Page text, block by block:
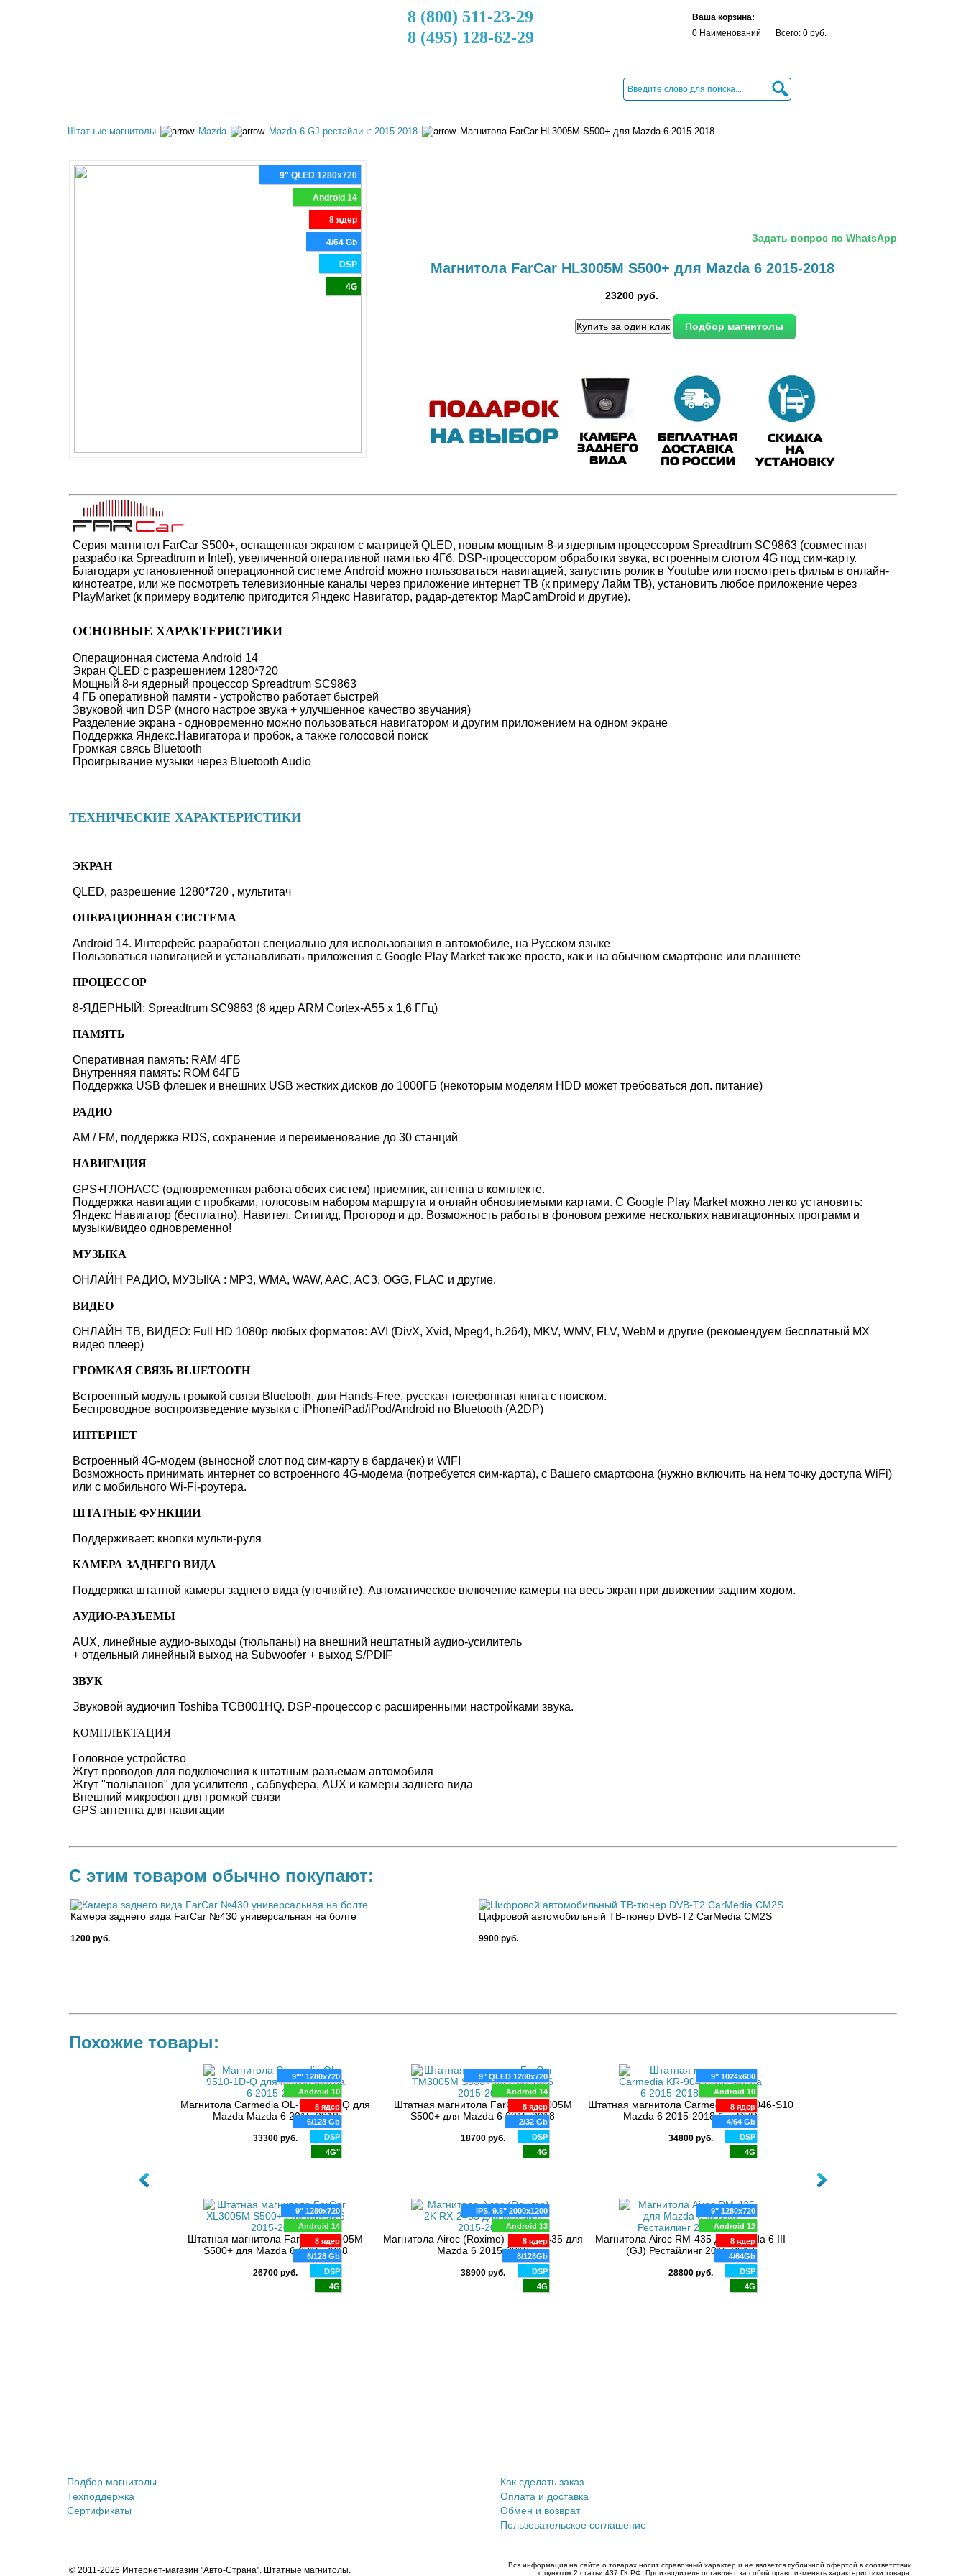
8 (800) 511-23-29
8 (495) 128-62-29
Ваша корзина:
0 Наименований
Всего: 0 руб.
Штатные магнитолы Mazda Mazda 6 GJ рестайлинг 2015-2018 Магнитола FarCar HL3005M S500+ для Mazda 6 2015-2018
9" QLED 1280x720
Android 14
8 ядер
4/64 Gb
DSP
4G
Задать вопрос по WhatsApp
Магнитола FarCar HL3005M S500+ для Mazda 6 2015-2018
23200 руб.
Cерия магнитол FarCar S500+, оснащенная экраном c матрицей QLED, новым мощным 8-и ядерным процессором Spreadtrum SC9863 (совместная
разработка Spreadtrum и Intel), увеличенной оперативной памятью 4Гб, DSP-процессором обработки звука, встроенным слотом 4G под сим-карту.
Благодаря установленной операционной системе Android можно пользоваться навигацией, запустить ролик в Youtube или посмотреть фильм в онлайн-
кинотеатре, или же посмотреть телевизионные каналы через приложение интернет ТВ (к примеру Лайм ТВ), установить любое приложение через
PlayMarket (к примеру водителю пригодится Яндекс Навигатор, радар-детектор MapCamDroid и другие).
ОСНОВНЫЕ ХАРАКТЕРИСТИКИ
Операционная система Android 14
Экран QLED с разрешением 1280*720
Мощный 8-и ядерный процессор Spreadtrum SC9863
4 ГБ оперативной памяти - устройство работает быстрей
Звуковой чип DSP (много настрое звука + улучшенное качество звучания)
Разделение экрана - одновременно можно пользоваться навигатором и другим приложением на одном экране
Поддержка Яндекс.Навигатора и пробок, а также голосовой поиск
Громкая свясь Bluetooth
Проигрывание музыки через Bluetooth Audio
ТЕХНИЧЕСКИЕ ХАРАКТЕРИСТИКИ
ЭКРАН
QLED, разрешение 1280*720 , мультитач
ОПЕРАЦИОННАЯ СИСТЕМА
Android 14. Интерфейс разработан специально для использования в автомобиле, на Русском языке
Пользоваться навигацией и устанавливать приложения с Google Play Market так же просто, как и на обычном смартфоне или планшете
ПРОЦЕССОР
8-ЯДЕРНЫЙ: Spreadtrum SC9863 (8 ядер ARM Cortex-A55 x 1,6 ГГц)
ПАМЯТЬ
Оперативная память: RAM 4ГБ
Внутренняя память: ROM 64ГБ
Поддержка USB флешек и внешних USB жестких дисков до 1000ГБ (некоторым моделям HDD может требоваться доп. питание)
РАДИО
AM / FM, поддержка RDS, сохранение и переименование до 30 станций
НАВИГАЦИЯ
GPS+ГЛОНАСС (одновременная работа обеих систем) приемник, антенна в комплекте.
Поддержка навигации с пробками, голосовым набором маршрута и онлайн обновляемыми картами. С Google Play Market можно легко установить:
Яндекс Навигатор (бесплатно), Навител, Ситигид, Прогород и др. Возможность работы в фоновом режиме нескольких навигационных программ и
музыки/видео одновременно!
МУЗЫКА
ОНЛАЙН РАДИО, МУЗЫКА : MP3, WMA, WAW, AAC, AC3, OGG, FLAC и другие.
ВИДЕО
ОНЛАЙН ТВ, ВИДЕО: Full HD 1080p любых форматов: AVI (DivX, Xvid, Mpeg4, h.264), MKV, WMV, FLV, WebM и другие (рекомендуем бесплатный MX
видео плеер)
ГРОМКАЯ СВЯЗЬ BLUETOOTH
Встроенный модуль громкой связи Bluetooth, для Hands-Free, русская телефонная книга с поиском.
Беспроводное воспроизведение музыки с iPhone/iPad/iPod/Android по Bluetooth (A2DP)
ИНТЕРНЕТ
Встроенный 4G-модем (выносной слот под сим-карту в бардачек) и WIFI
Возможность принимать интернет со встроенного 4G-модема (потребуется сим-карта), с Вашего смартфона (нужно включить на нем точку доступа WiFi)
или с мобильного Wi-Fi-роутера.
ШТАТНЫЕ ФУНКЦИИ
Поддерживает: кнопки мульти-руля
КАМЕРА ЗАДНЕГО ВИДА
Поддержка штатной камеры заднего вида (уточняйте). Автоматическое включение камеры на весь экран при движении задним ходом.
АУДИО-РАЗЪЕМЫ
AUX, линейные аудио-выходы (тюльпаны) на внешний нештатный аудио-усилитель
+ отдельный линейный выход на Subwoofer + выход S/PDIF
ЗВУК
Звуковой аудиочип Toshiba TCB001HQ. DSP-процессор с расширенными настройками звука.
КОМПЛЕКТАЦИЯ
Головное устройство
Жгут проводов для подключения к штатным разъемам автомобиля
Жгут "тюльпанов" для усилителя , сабвуфера, AUX и камеры заднего вида
Внешний микрофон для громкой связи
GPS антенна для навигации
С этим товаром обычно покупают:
Камера заднего вида FarCar №430 универсальная на болте
1200 руб.
Цифровой автомобильный ТВ-тюнер DVB-T2 CarMedia CM2S
9900 руб.
Похожие товары:
9"" 1280x720
Android 10
8 ядер
6/128 Gb
DSP
4G"
Магнитола Carmedia OL-9510-1D-Q для
Mazda Mazda 6 2015-2018
33300 руб.
9" QLED 1280x720
Android 14
8 ядер
2/32 Gb
DSP
4G
Штатная магнитола FarCar TM3005M
S500+ для Mazda 6 2015-2018
18700 руб.
9" 1024x600
Android 10
8 ядер
4/64 Gb
DSP
4G
Штатная магнитола Carmedia KR-9046-S10
Mazda 6 2015-2018 без DVD
34800 руб.
9" 1280x720
Android 14
8 ядер
6/128 Gb
DSP
4G
Штатная магнитола FarCar XL3005M
S500+ для Mazda 6 2015-2018
26700 руб.
IPS, 9.5" 2000x1200
Android 13
8 ядер
8/128Gb
DSP
4G
Магнитола Airoc (Roximo) 2K RX-2435 для
Mazda 6 2015-2018
38900 руб.
9" 1280x720
Android 12
8 ядер
4/64Gb
DSP
4G
Магнитола Airoc RM-435 для Mazda 6 III
(GJ) Рестайлинг 2015-2018
28800 руб.
Подбор магнитолы
Техподдержка
Сертификаты
Как сделать заказ
Оплата и доставка
Обмен и возврат
Пользовательское соглашение
© 2011-2026 Интернет-магазин "Авто-Страна". Штатные магнитолы.
Вся информация на сайте о товарах носит справочный характер и не является публичной офертой в соответствии
с пунктом 2 статьи 437 ГК РФ. Производитель оставляет за собой право изменять характеристики товара,